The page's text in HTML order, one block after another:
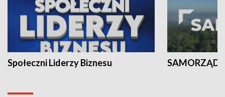
Społeczni Liderzy Biznesu SAMORZĄD